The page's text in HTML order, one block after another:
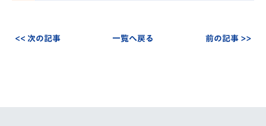
<< 次の記事 一覧へ戻る 前の記事 >>